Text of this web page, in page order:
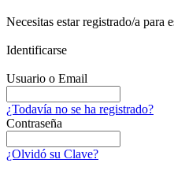
Necesitas estar registrado/a para
Identificarse
Usuario o Email
¿Todavía no se ha registrado?
Contraseña
¿Olvidó su Clave?